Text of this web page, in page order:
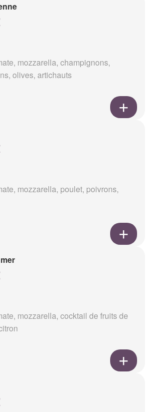
mozzarella, champignons,
olives, artichauts
mozzarella, poulet, poivrons,
mozzarella, cocktail de fruits de